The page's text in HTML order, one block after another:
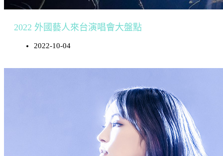
2022 外國藝人來台演唱會大盤點
2022-10-04